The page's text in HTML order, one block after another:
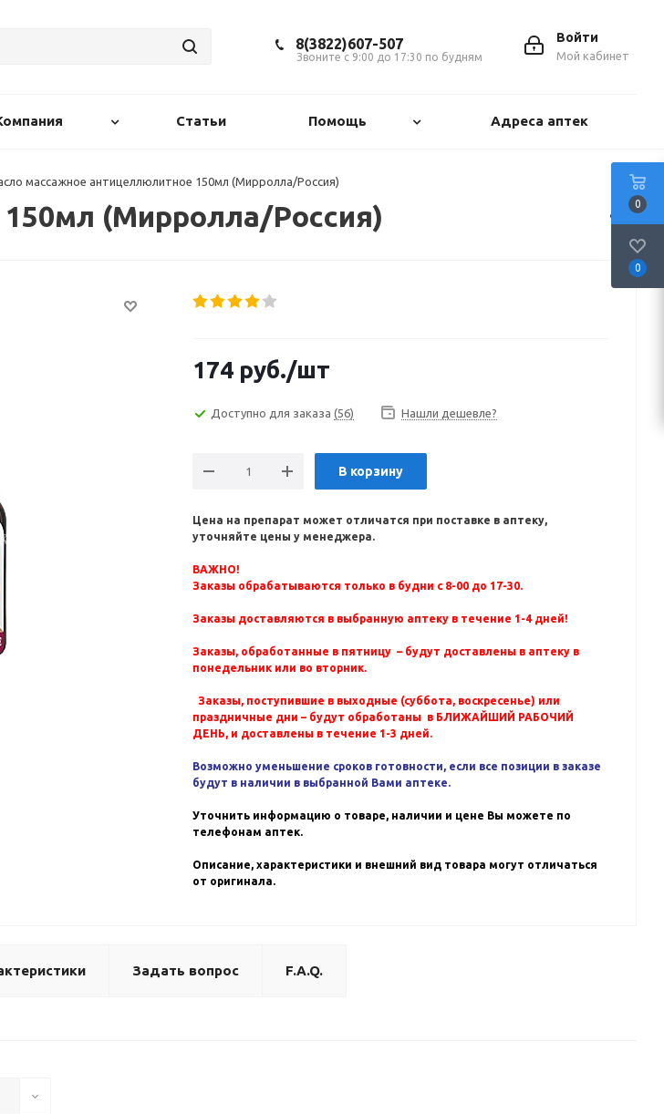
Войти
Мой кабинет
8(3822)607-507
Звоните с 9:00 до 17:30 по будням
Статьи Помощь Адреса аптек
массажное антицеллюлитное 150мл (Мирролла/Россия)
(Мирролла/Россия)
174 руб./шт
Доступно для заказа (56) Нашли дешевле?
В корзину
Цена на препарат может отличатся при поставке в аптеку,
уточняйте цены у менеджера.
ВАЖНО!
Заказы обрабатываются только в будни с 8-00 до 17-30.
Заказы доставляются в выбранную аптеку в течение 1-4 дней!
Заказы, обработанные в пятницу – будут доставлены в аптеку в
понедельник или во вторник.
Заказы, поступившие в выходные (суббота, воскресенье) или
праздничные дни – будут обработаны в БЛИЖАЙШИЙ РАБОЧИЙ
ДЕНЬ, и доставлены в течение 1-3 дней.
Возможно уменьшение сроков готовности, если все позиции в заказе
будут в наличии в выбранной Вами аптеке.
Уточнить информацию о товаре, наличии и цене Вы можете по
телефонам аптек.
Описание, характеристики и внешний вид товара могут отличаться
от оригинала.
Задать вопрос F.A.Q.
0
0